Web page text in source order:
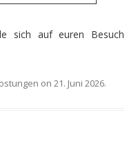
sich auf euren Besuch
on 21. Juni 2026.